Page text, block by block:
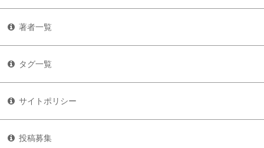
著者一覧
タグ一覧
サイトポリシー
投稿募集